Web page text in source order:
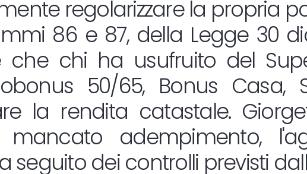
regolarizzare la propria
86 e 87, della Legge 30
che chi ha usufruito del
50/65, Bonus Casa,
la rendita catastale.
adempimento,
seguito dei controlli previsti